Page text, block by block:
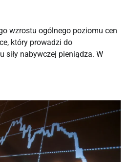
wzrostu ogólnego poziomu cen
który prowadzi do
siły nabywczej pieniądza. W